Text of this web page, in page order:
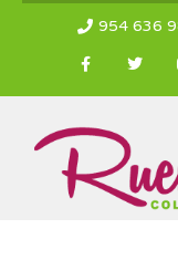
954 636